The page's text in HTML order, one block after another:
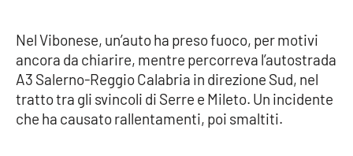
RUBRICHE
Good Morning Vietnam
Parchi Marini Calabria
Nel Vibonese, un’auto ha preso fuoco, per motivi
ancora da chiarire, mentre percorreva l’autostrada
A3 Salerno-Reggio Calabria in direzione Sud, nel
tratto tra gli svincoli di Serre e Mileto. Un incidente
che ha causato rallentamenti, poi smaltiti.